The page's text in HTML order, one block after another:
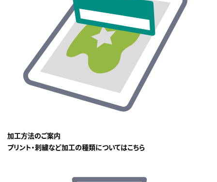
加工方法のご案内
プリント・刺繍など加工の種類についてはこちら